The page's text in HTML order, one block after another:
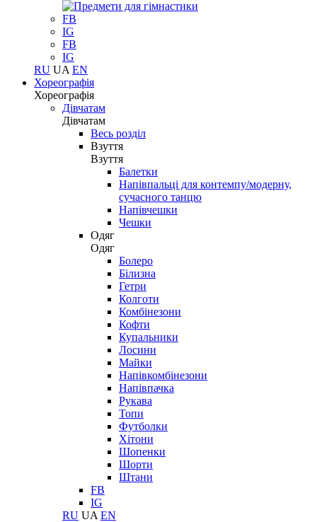
FB
IG
FB
IG
RU UA EN
Хореографія
Хореографія
Дівчатам
Дівчатам
Весь розділ
Взуття
Взуття
Балетки
Напівпальці для контемпу/модерну,
сучасного танцю
Напівчешки
Чешки
Одяг
Одяг
Болеро
Білизна
Гетри
Колготи
Комбінезони
Кофти
Купальники
Лосини
Майки
Напівкомбінезони
Напівпачка
Рукава
Топи
Футболки
Хітони
Шопенки
Шорти
Штани
FB
IG
RU UA EN